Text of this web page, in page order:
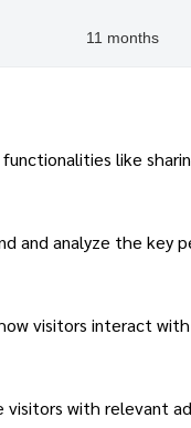
11 months
like
and analyze the
visitors interact
with relevant